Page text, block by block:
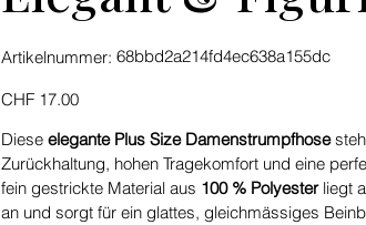
Artikelnummer: Artikelnummer:
68bbd2a214fd4ec638a155dc
68bbd2a214fd4ec638a155dc
Preis
CHF 17.00
Dieseelegante Plus Size Damenstrumpfhose
Zurückhaltung, hohen Tragekomfort und eine
fein gestrickte Material aus 100 % Polyesterliegt
an und sorgt für ein glattes, gleichmässiges